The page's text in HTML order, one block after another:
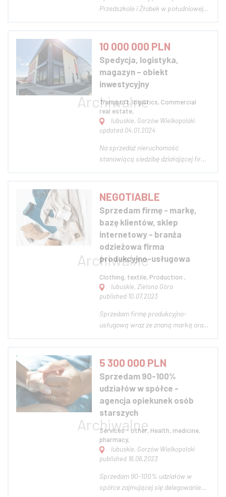
Przedszkole i Żłobek w południowej
pełni wyposażonym budynku. Oferta
obejmuje nabycie praw wynikających
z zawartych umów (najmu oraz umów
z obecnymi kl...
10 000 000 PLN
Spedycja, logistyka,
magazyn – obiekt
inwestycyjny
Transport, logistics, Commercial
real estate,
lubuskie, Gorzów Wielkopolski
updated 04.01.2024
Na sprzedaż nieruchomość
stanowiącą siedzibę działającej firmy
Świebodzinie, przy ul. Sobieskiego,
dokładnie przy wjeździe na
nowopowstającą obwodnicę
Świebodzina, co zapewni doskonał...
NEGOTIABLE
Sprzedam firmę - markę,
bazę klientów, sklep
internetowy - branża
odzieżowa firma
produkcyjno-usługowa
Clothing, textile, Production ,
lubuskie, Zielona Góra
published 10.07.2023
Sprzedam firmę produkcyjno-
usługową wraz ze znaną marką oraz
znana na rynku polskim od roku 1999.
Niewątpliwymi atutami firmy są: -
grupa stałych odbiorców, baza
klientów oraz dostawcó...
5 300 000 PLN
Sprzedam 90-100%
udziałów w spółce -
agencja opiekunek osób
starszych
Services - other, Health, medicine,
pharmacy,
lubuskie, Gorzów Wielkopolski
published 16.06.2023
Sprzedam 90-100% udziałów w
spółce zajmującej się delegowaniem